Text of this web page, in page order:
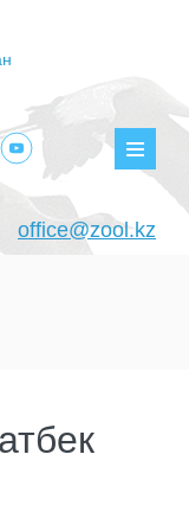
office@zool.kz
youtube.com